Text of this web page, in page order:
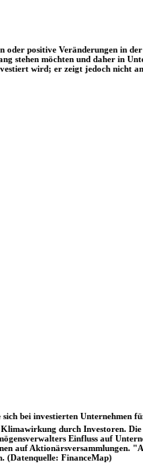
positive Veränderungen in
möchten und daher in
wird; er zeigt jedoch nicht
bei investierten
durch Investoren.
Einfluss auf
auf
(Datenquelle: FinanceMap)